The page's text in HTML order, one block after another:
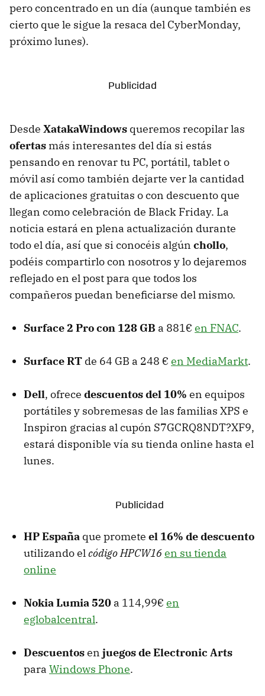
pero concentrado en un día (aunque también es
cierto que le sigue la resaca del CyberMonday,
próximo lunes).
Desde XatakaWindows queremos recopilar las
ofertas más interesantes del día si estás
pensando en renovar tu PC, portátil, tablet o
móvil así como también dejarte ver la cantidad
de aplicaciones gratuitas o con descuento que
llegan como celebración de Black Friday. La
noticia estará en plena actualización durante
todo el día, así que si conocéis algún chollo,
podéis compartirlo con nosotros y lo dejaremos
reflejado en el post para que todos los
compañeros puedan beneficiarse del mismo.
Surface 2 Pro con 128 GB a 881€ en FNAC.
Surface RT de 64 GB a 248 € en MediaMarkt.
Dell, ofrece descuentos del 10% en equipos
portátiles y sobremesas de las familias XPS e
Inspiron gracias al cupón S7GCRQ8NDT?XF9,
estará disponible vía su tienda online hasta el
lunes.
HP España que promete el 16% de descuento
utilizando elcódigo HPCW16en su tienda
online
Nokia Lumia 520 a 114,99€ en
eglobalcentral.
Descuentosen juegos de Electronic Arts
para Windows Phone.